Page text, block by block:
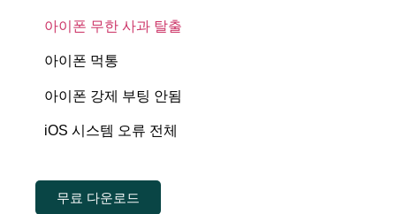
아이폰 무한 사과 탈출
아이폰 먹통
아이폰 강제 부팅 안됨
iOS 시스템 오류 전체
무료 다운로드